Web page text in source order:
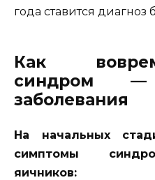
года ставится диагноз
Как
синдром —
заболевания
На начальных
симптомы
яичников: